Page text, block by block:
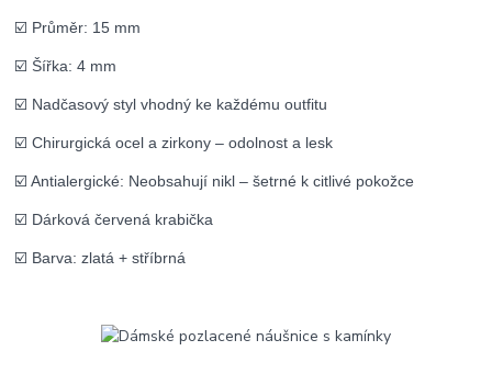
☑️ Průměr: 15 mm
☑️ Šířka: 4 mm
☑️ Nadčasový styl vhodný ke každému outfitu
☑️ Chirurgická ocel a zirkony – odolnost a lesk
☑️ Antialergické: Neobsahují nikl – šetrné k citlivé pokožce
☑️ Dárková červená krabička
☑️ Barva: zlatá + stříbrná